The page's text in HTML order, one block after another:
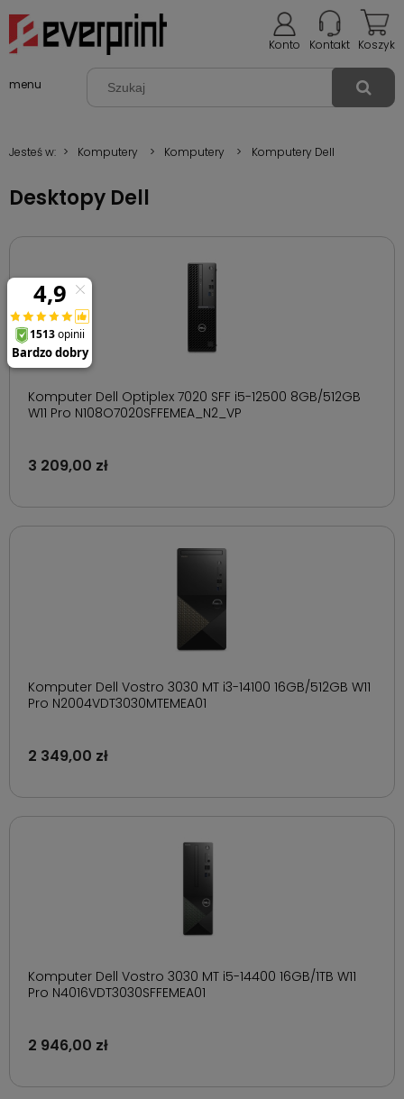
Koszyk
Kontakt
Konto
menu
Jesteś w: > Komputery > Komputery > Komputery Dell
Desktopy Dell
Komputer Dell Optiplex 7020 SFF i5-12500 8GB/512GB
W11 Pro N108O7020SFFEMEA_N2_VP
3 209,00 zł
Komputer Dell Vostro 3030 MT i3-14100 16GB/512GB W11
Pro N2004VDT3030MTEMEA01
2 349,00 zł
Komputer Dell Vostro 3030 MT i5-14400 16GB/1TB W11
Pro N4016VDT3030SFFEMEA01
2 946,00 zł